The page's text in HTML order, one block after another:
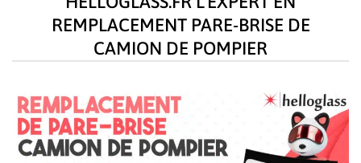
REMPLACEMENT PARE-BRISE DE
CAMION DE POMPIER